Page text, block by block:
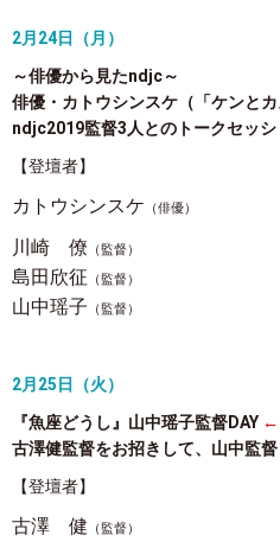
2月24日（月）
～俳優から見たndjc～
俳優・カトウシンスケ（「ケンとカ
ndjc2019監督3人とのトークセッシ
【登壇者】
カトウシンスケ （俳優）
川崎 僚 （監督）
島田欣征 （監督）
山中瑶子 （監督）
2月25日（火）
『魚座どうし』山中瑶子監督DAY
古澤健監督をお招きして、山中監
【登壇者】
古澤 健 （監督）